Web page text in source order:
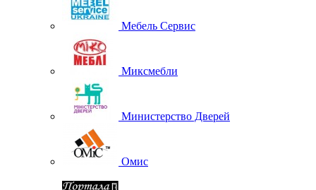
Мебель Сервис
Миксмебли
Министерство Дверей
Омис